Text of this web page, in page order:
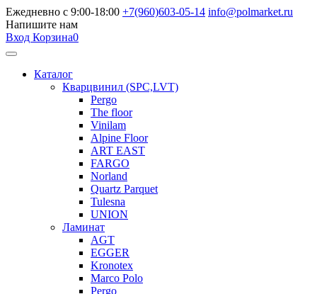
Ежедневно с 9:00-18:00 +7(960)603-05-14 info@polmarket.ru
Напишите нам
Вход Корзина0
Каталог
Кварцвинил (SPC,LVT)
Pergo
The floor
Vinilam
Alpine Floor
ART EAST
FARGO
Norland
Quartz Parquet
Tulesna
UNION
Ламинат
AGT
EGGER
Kronotex
Marco Polo
Pergo